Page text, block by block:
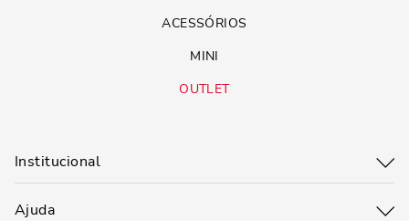
ACESSÓRIOS
MINI
OUTLET
Institucional
Ajuda